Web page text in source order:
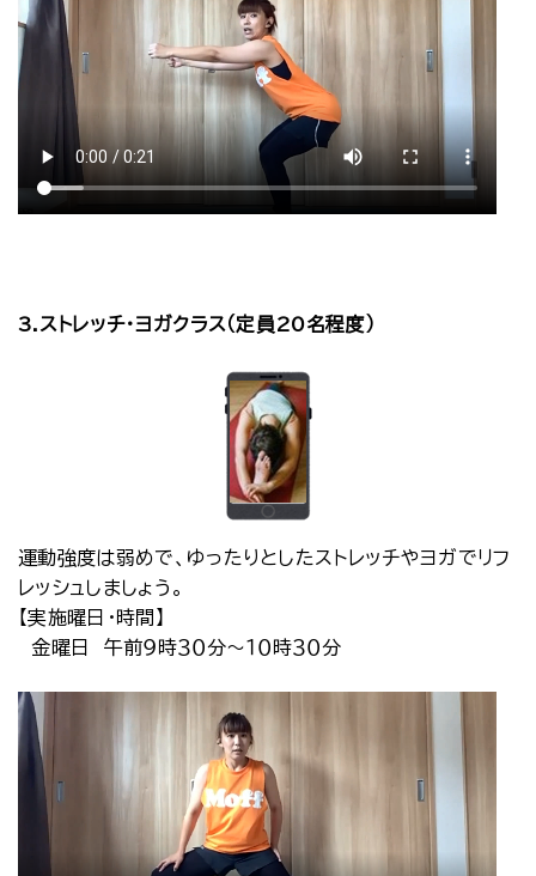
3.ストレッチ・ヨガクラス（定員20名程度）
運動強度は弱めで、ゆったりとしたストレッチやヨガでリフ
レッシュしましょう。
【実施曜日・時間】
金曜日 午前９時３０分～１０時３０分